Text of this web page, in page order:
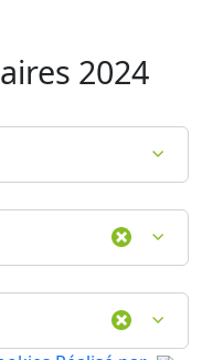
2024